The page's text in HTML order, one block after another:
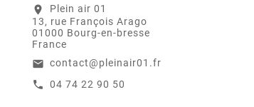
location_on
Plein air 01
13, rue François Arago
01000 Bourg-en-bresse
France
email contact@pleinair01.fr
call 04 74 22 90 50